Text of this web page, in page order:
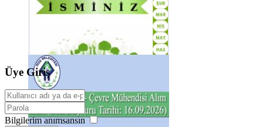
Üye Giriş
Bilgilerim anımsansın